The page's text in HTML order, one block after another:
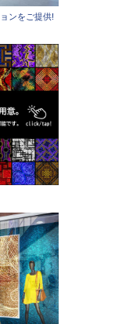
ンをご提供!